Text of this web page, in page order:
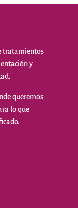
tratamientos
y
.
queremos
loque
.